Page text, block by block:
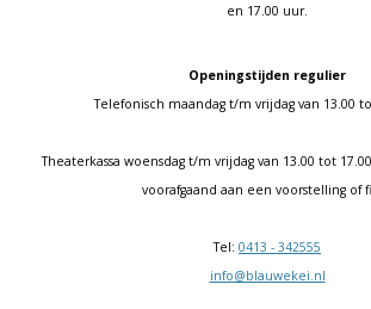
en 17.00 uur.
Openingstijden regulier
Telefonisch maandag t/m vrijdag van 13.00
Theaterkassa woensdag t/m vrijdag van 13.00 tot
voorafgaand aan een voorstelling of
Tel: 0413 - 342555
info@blauwekei.nl